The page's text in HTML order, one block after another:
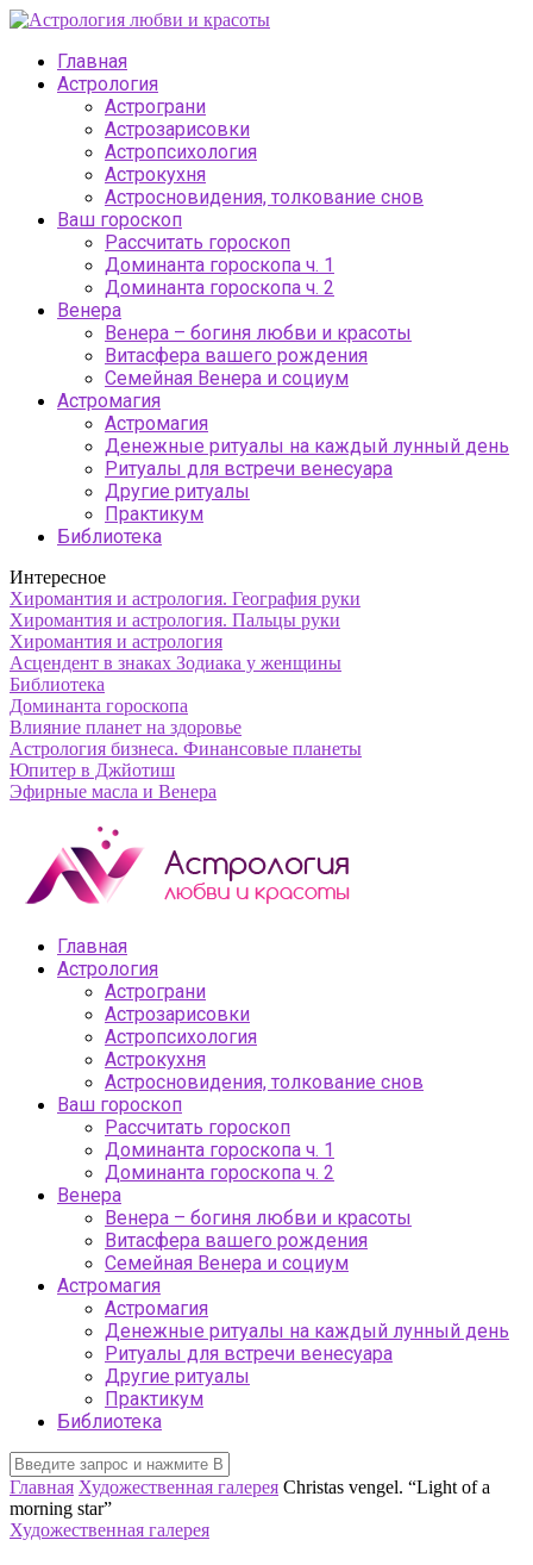
Главная
Астрология
Астрограни
Астрозарисовки
Астропсихология
Астрокухня
Астросновидения, толкование снов
Ваш гороскоп
Рассчитать гороскоп
Доминанта гороскопа ч. 1
Доминанта гороскопа ч. 2
Венера
Венера – богиня любви и красоты
Витасфера вашего рождения
Семейная Венера и социум
Астромагия
Астромагия
Денежные ритуалы на каждый лунный день
Ритуалы для встречи венесуара
Другие ритуалы
Практикум
Библиотека
Интересное
Хиромантия и астрология. География руки
Хиромантия и астрология. Пальцы руки
Хиромантия и астрология
Асцендент в знаках Зодиака у женщины
Библиотека
Доминанта гороскопа
Влияние планет на здоровье
Астрология бизнеса. Финансовые планеты
Юпитер в Джйотиш
Эфирные масла и Венера
Главная
Астрология
Астрограни
Астрозарисовки
Астропсихология
Астрокухня
Астросновидения, толкование снов
Ваш гороскоп
Рассчитать гороскоп
Доминанта гороскопа ч. 1
Доминанта гороскопа ч. 2
Венера
Венера – богиня любви и красоты
Витасфера вашего рождения
Семейная Венера и социум
Астромагия
Астромагия
Денежные ритуалы на каждый лунный день
Ритуалы для встречи венесуара
Другие ритуалы
Практикум
Библиотека
Главная Художественная галерея Christas vengel. “Light of a
morning star”
Художественная галерея